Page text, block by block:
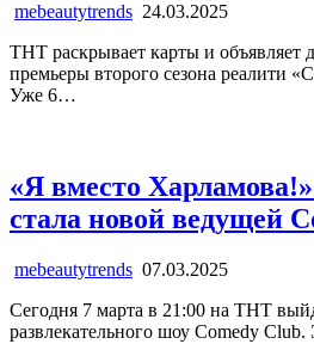
mebeautytrends 24.03.2025
ТНТ раскрывает карты и объявляет
премьеры второго сезона реалити
Уже 6…
«Я вместо
стала новой ведущей
mebeautytrends 07.03.2025
Сегодня 7 марта в 21:00 на ТНТ
развлекательного шоу Comedy